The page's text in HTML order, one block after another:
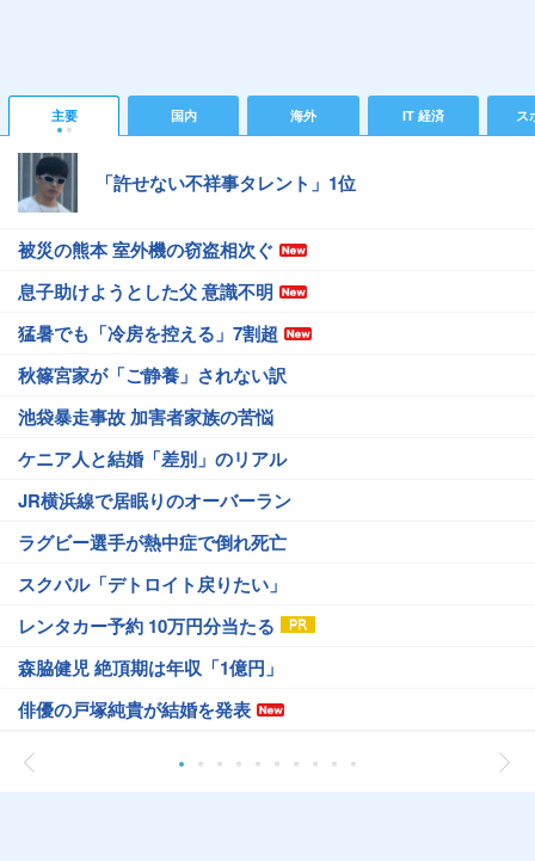
主要 国内 海外 IT 経済 ス
「許せない不祥事タレント」1位
被災の熊本 室外機の窃盗相次ぐ
息子助けようとした父 意識不明
猛暑でも「冷房を控える」7割超
秋篠宮家が「ご静養」されない訳
池袋暴走事故 加害者家族の苦悩
ケニア人と結婚「差別」のリアル
JR横浜線で居眠りのオーバーラン
ラグビー選手が熱中症で倒れ死亡
スクバル「デトロイト戻りたい」
レンタカー予約 10万円分当たる
森脇健児 絶頂期は年収「1億円」
俳優の戸塚純貴が結婚を発表